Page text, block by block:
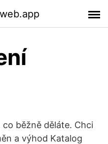
běžně děláte. Chci
a výhod Katalog